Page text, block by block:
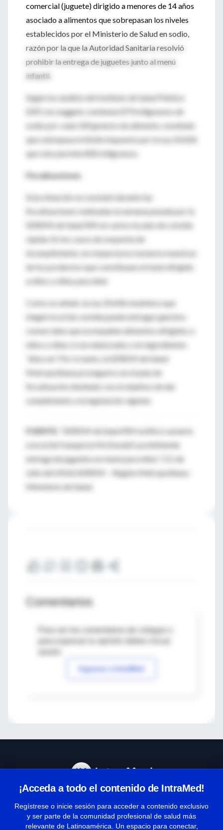
comercial (juguete) dirigido a menores de 14 años
asociado a alimentos que sobrepasan los niveles
establecidos por el Ministerio de Salud en sodio,
razón por la que la Autoridad Sanitaria resolvió
prohibir la entrega de juguetes junto al menú
infantil.
Según los análisis del Instituto de Salud Pública
(ISP), los nuggets contienen 879 miligramos de
sodio por cada 100 gramos de alimento, resultado
que sobrepasa el límite impuesto por la Ley 20.606
que sólo permite 800 miligramos.
Fiscalizaciones
Esta situación se constató durante las
fiscalizaciones realizadas la semana pasada por la
SEREMI de Salud RM en varios locales de comida
rápida. En los casos de sospecha de
incumplimiento, los inspectores tomaron muestras
de los productos que constituyen el menú dirigido
a niños y niñas para dete
Como se señaló, la Ley 20.606 establece que
ningún local de comida puede entregar ganchos
comerciales que acompañen alimentos dirigidos a
niños y niñas si son elaborados con ingredientes
“altos en”. Por lo tanto, la SEREMI de Salud
Metropolitana proseguirá con el plan de
fiscalización diseñado con el objetivo de dar
cumplimiento a la legislación vigente.
FUENTE:
“SEREMI de Salud RM notificó sumario
a local de franquicia McDonald’s prohibiendo
entrega de juguetes en menú para niños” (11 de
Julio del 2016) SEREMI – Región Metropolitana -
Ministerio de Salud.
Comentarios
Para ver los comentarios de colegas o
Ingresar a IntraMed
¡Acceda a todo el contenido de IntraMed!
Regístrese o inicie sesión para acceder a contenido exclusivo
y ser parte de la comunidad profesional de salud más
relevante de Latinoamérica. Un espacio para conectar,